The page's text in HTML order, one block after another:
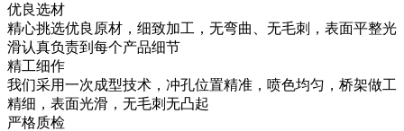
优良选材
精心挑选优良原材，细致加工，无弯曲、无毛刺，表面平整光
滑认真负责到每个产品细节
精工细作
我们采用一次成型技术，冲孔位置精准，喷色均匀，桥架做工
精细，表面光滑，无毛刺无凸起
严格质检